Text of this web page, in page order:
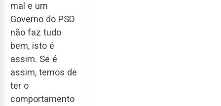
mal e um
Governo do PSD
não faz tudo
bem, isto é
assim. Se é
assim, temos de
ter o
comportamento